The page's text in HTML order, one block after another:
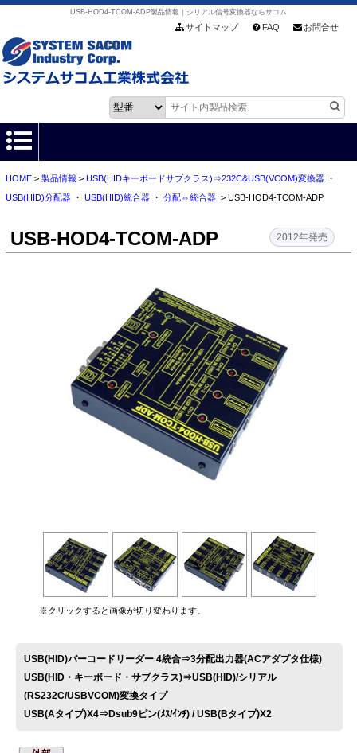
USB-HOD4-TCOM-ADP製品情報｜シリアル信号変換器ならサコム
サイトマップ FAQ お問合せ
HOME
各種ダウンロード
お客様サポート
会社情報
お問い合わせ
HOME> 製品情報 > USB(HIDキーボードサブクラス)⇒232C&USB(VCOM)変換器・
USB(HID)分配器・ USB(HID)統合器・ 分配⇔統合器> USB-HOD4-TCOM-ADP
USB-HOD4-TCOM-ADP 2012年発売
※クリックすると画像が切り変わります。
USB(HID)バーコードリーダー 4統合⇒3分配出力器(ACアダプタ仕様)
USB(HID・キーボード・サブクラス)⇒USB(HID)/シリアル
(RS232C/USBVCOM)変換タイプ
USB(Aタイプ)X4⇒Dsub9ピン(ﾒｽ/ｲﾝﾁ) / USB(Bタイプ)X2